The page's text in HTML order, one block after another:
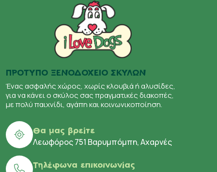
ΠΡΟΤΥΠΟ ΞΕΝΟΔΟΧΕΙΟ ΣΚΥΛΩΝ
Ένας ασφαλής χώρος, χωρίς κλουβιά ή αλυσίδες,
για να κάνει ο σκύλος σας πραγματικές διακοπές,
με πολύ παιχνίδι, αγάπη και κοινωνικοποίηση.
Θα μας βρείτε
Λεωφόρος 751 Βαρυμπόμπη, Αχαρνές
Τηλέφωνα επικοινωνίας